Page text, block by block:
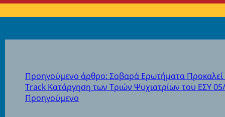
Προηγούμενο άρθρο: Σοβαρά Ερωτήματα Προκαλεί
Track Κατάργηση των Τριών Ψυχιατρίων του ΕΣΥ
Προηγούμενο